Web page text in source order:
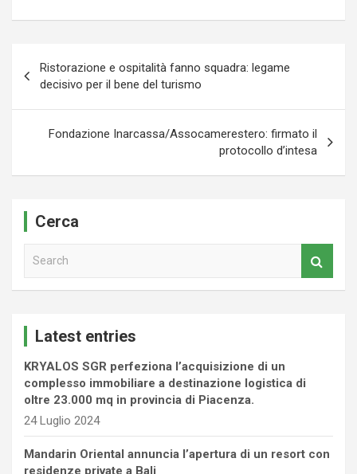
articoli
Ristorazione e ospitalità fanno squadra: legame
decisivo per il bene del turismo
Fondazione Inarcassa/Assocamerestero: firmato il
protocollo d’intesa
Cerca
Latest entries
KRYALOS SGR perfeziona l’acquisizione di un
complesso immobiliare a destinazione logistica di
oltre 23.000 mq in provincia di Piacenza.
24 Luglio 2024
Mandarin Oriental annuncia l’apertura di un resort con
residenze private a Bali